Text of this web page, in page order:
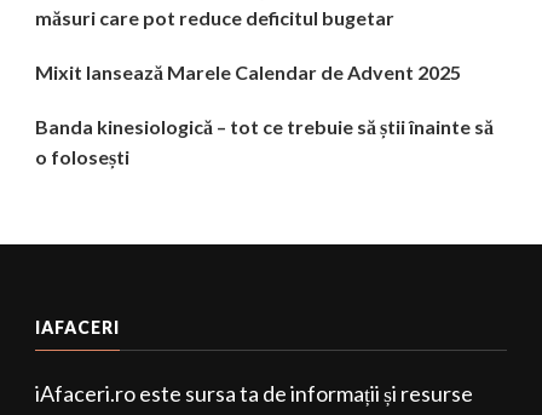
măsuri care pot reduce deficitul bugetar
Mixit lansează Marele Calendar de Advent 2025
Banda kinesiologică – tot ce trebuie să știi înainte să
o folosești
IAFACERI
iAfaceri.ro este sursa ta de informații și resurse